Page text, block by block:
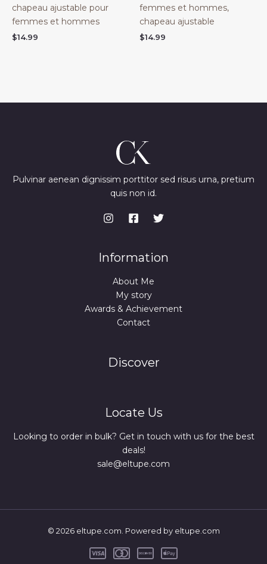
chapeau ajustable pour
femmes et hommes
$14.99
femmes et hommes,
chapeau ajustable
$14.99
Pulvinar aenean dignissim porttitor sed risus urna, pretium
quis non id.
Information
About Me
My story
Awards & Achievement
Contact
Discover
Locate Us
Looking to order in bulk? Get in touch with us for the best
deals!
sale@eltupe.com
© 2026 eltupe.com. Powered by eltupe.com